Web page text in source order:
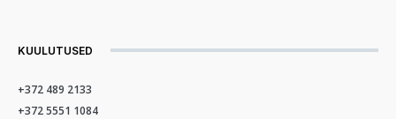
KUULUTUSED
+372 489 2133
+372 5551 1084